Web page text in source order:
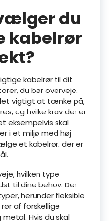
du
kabelrør
kabelrør til dit
du bør overveje.
vigtigt at tænke på,
og hvilke krav der er
eksempelvis skal
i et miljø med høj
et kabelrør, der er
hvilken type
til dine behov. Der
herunder fleksible
af forskellige
Hvis du skal